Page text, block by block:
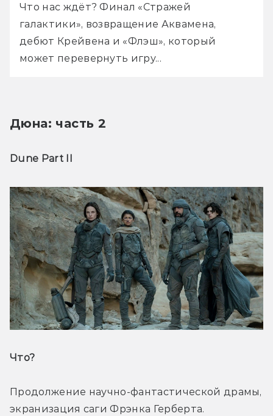
Что нас ждёт? Финал «Стражей
галактики», возвращение Аквамена,
дебют Крейвена и «Флэш», который
может перевернуть игру...
Дюна: часть 2
Dune Part II
Что?
Продолжение научно-фантастической драмы,
экранизация саги Фрэнка Герберта.